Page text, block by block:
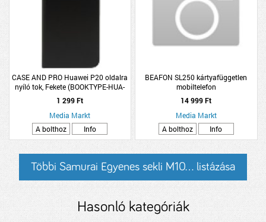
CASE AND PRO Huawei P20 oldalra
nyíló tok, Fekete (BOOKTYPE-HUA-
P20-BK )
1 299 Ft
Media Markt
A bolthoz
Info
BEAFON SL250 kártyafüggetlen
mobiltelefon
14 999 Ft
Media Markt
A bolthoz
Info
Többi Samurai Egyenes sekli M10... listázása
Hasonló kategóriák